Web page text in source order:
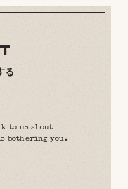
る
to us about
bothering you.